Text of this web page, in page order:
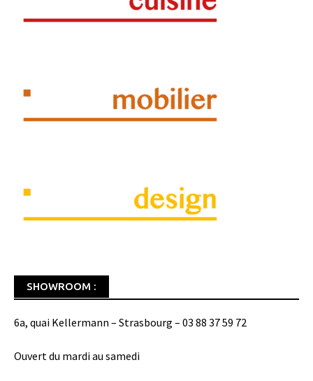
SHOWROOM :
6a, quai Kellermann – Strasbourg – 03 88 37 59 72
Ouvert du mardi au samedi